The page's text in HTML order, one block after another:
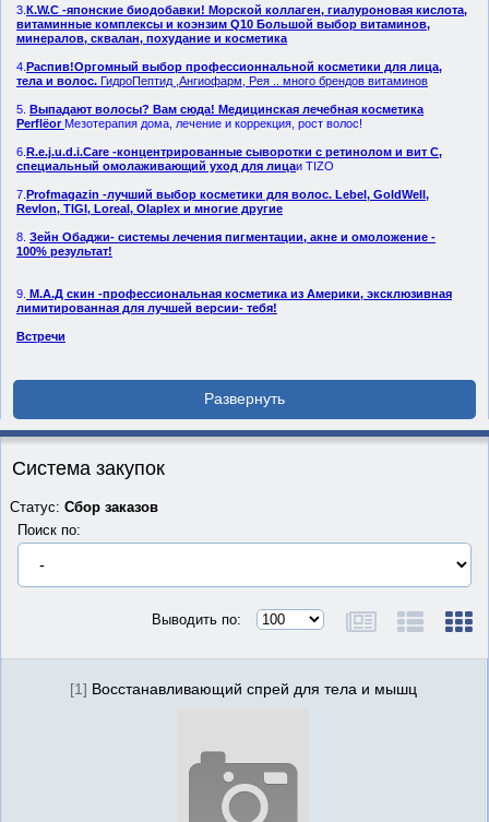
3. К.W.С -японские биодобавки! Морской коллаген, гиалуроновая кислота,
витаминные комплексы и коэнзим Q10 Большой выбор витаминов,
минералов, сквалан, похудание и косметика
4. Распив!Оргомный выбор профессионнальной косметики для лица,
тела и волос. ГидроПептид ,Ангиофарм, Рея .. много брендов витаминов
5.
Выпадают волосы? Вам сюда! Медицинская лечебная косметика
Реrflёоr Мезотерапия дома, лечение и коррекция, рост волос!
6. R.е.j.u.d.i.Cаrе -концентрированные сыворотки с ретинолом и вит С,
специальный омолаживающий уход для лицаи TIZO
7. Рrofmagаzin -лучший выбор косметики для волос. Lebel, GoldWell,
Revlon, TIGI, Loreal, Olaplex и многие другие
8. Зейн Обаджи- системы лечения пигментации, акне и омоложение -
100% результат!
9.
М.А.Д скин -профессиональная косметика из Америки, эксклюзивная
лимитированная для лучшей версии- тебя!
Встречи
Система закупок
Статус: Сбор заказов
Поиск по:
Выводить по:
[1] Восстанавливающий спрей для тела и мышц